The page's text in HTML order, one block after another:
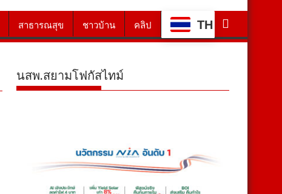
สาธารณสุข ชาวบ้าน คลิป TH
นสพ.สยามโฟกัสไทม์